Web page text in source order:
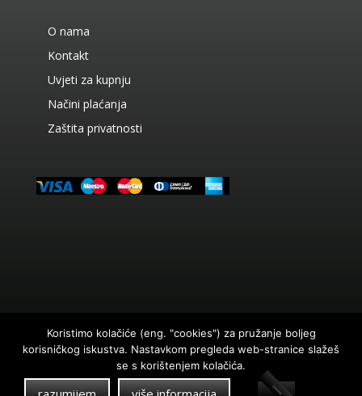
O nama
Kontakt
Uvjeti za kupnju
Načini plaćanja
Zaštita privatnosti
© 2026. AC Prikratki Sva prava pridržana Web by
Abacus
Cijene u eurima su konvertirane prema tečaju 7,5345
Koristimo kolačiće (eng. "cookies") za pružanje boljeg
korisničkog iskustva. Nastavkom pregleda web-stranice slažeš
se s korištenjem kolačića.